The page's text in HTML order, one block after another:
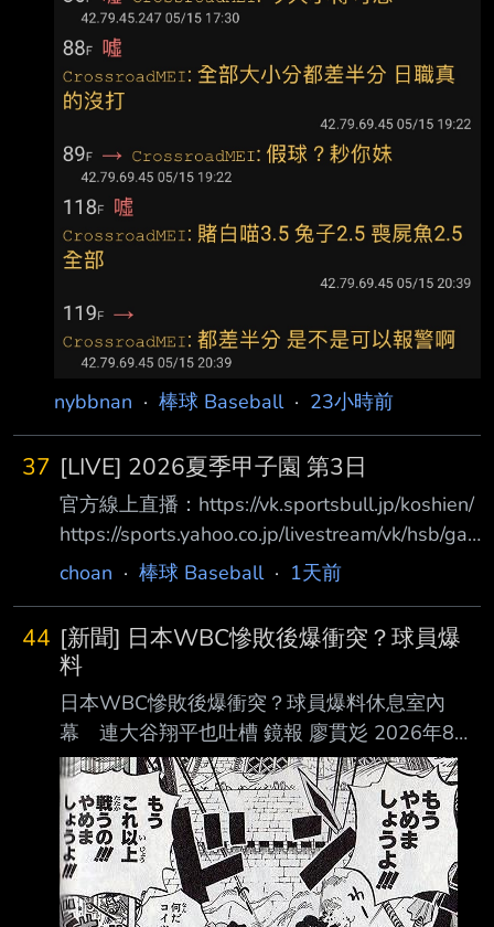
果形成內 野安打，之後又發生投手犯規，這局獅
隊一口氣得3分。 「就是這樣啦，
nybbnan · 棒球 Baseball· 23小時前
37 [LIVE] 2026夏季甲子園 第3日
官方線上直播：https://vk.sportsbull.jp/koshien/
https://sports.yahoo.co.jp/livestream/vk/hsb/ga
mes/live 第3日目 8月7日（金） 07:00 第1試合
価 Ｃ Ｂ Ｂ Ｂ Ｂ Ｃ Ｂ Ｂ Ｃ Ｂ 12:30 第2試合
八幡商(滋賀) 1 － 7 健大高崎(群馬) 體育報評価
Ｃ Ｂ Ｃ Ｃ Ｃ Ｂ Ａ Ｂ Ｂ Ｂ 15:00 第3試合 立
命館宇治(京都) 3 －
choan · 棒球 Baseball· 1天前
44 [新聞] 日本WBC慘敗後爆衝突？球員爆
料
日本WBC慘敗後爆衝突？球員爆料休息室內
幕 連大谷翔平也吐槽 鏡報 廖貫彣 2026年8月
7日週五 下午1:20 2026年世界棒球經典賽
（WBC）日本隊止步8強，寫下隊史最差成績
後，井端弘和也卸下監 督職務，之後將由井口
資仁接任。《週刊文春》近日刊出多名匿名國手
爆料，直指井端執 教期間最大的問題在於「溝
通不足」，不僅指揮系統混亂，輸給委內瑞拉